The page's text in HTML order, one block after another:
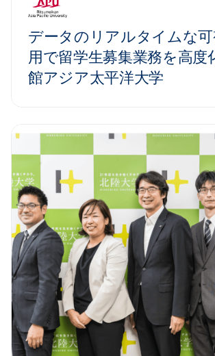
データのリアルタイムな
用で留学生募集業務を高度
館アジア太平洋大学